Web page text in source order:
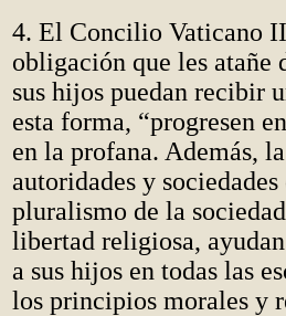
4. El Concilio Vaticano
obligación que les atañe
sus hijos puedan recibir
esta forma, “progresen
en la profana. Además,
autoridades y
pluralismo de la
libertad religiosa,
a sus hijos en todas las
los principios morales y